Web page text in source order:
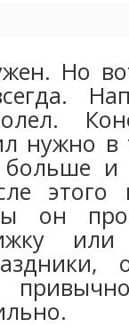
Но
нужно в
этого
он
или